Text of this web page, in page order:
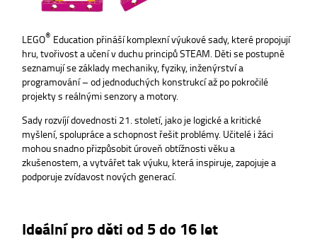
LEGO® Education přináší komplexní výukové sady, které propojují
hru, tvořivost a učení v duchu principů STEAM. Děti se postupně
seznamují se základy mechaniky, fyziky, inženýrství a
programování – od jednoduchých konstrukcí až po pokročilé
projekty s reálnými senzory a motory.
Sady rozvíjí dovednosti 21. století, jako je logické a kritické
myšlení, spolupráce a schopnost řešit problémy. Učitelé i žáci
mohou snadno přizpůsobit úroveň obtížnosti věku a
zkušenostem, a vytvářet tak výuku, která inspiruje, zapojuje a
podporuje zvídavost nových generací.
Ideální pro děti od 5 do 16 let